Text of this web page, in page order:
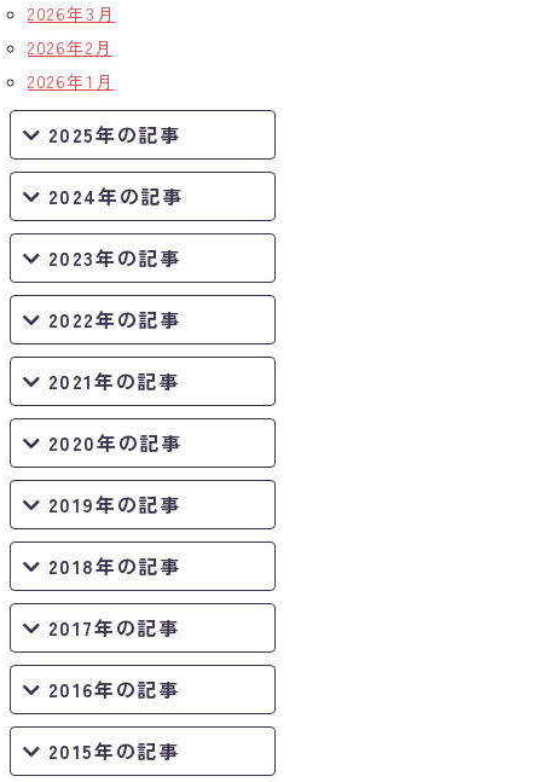
2026年3月
2026年2月
2026年1月
2025年の記事
2024年の記事
2023年の記事
2022年の記事
2021年の記事
2020年の記事
2019年の記事
2018年の記事
2017年の記事
2016年の記事
2015年の記事